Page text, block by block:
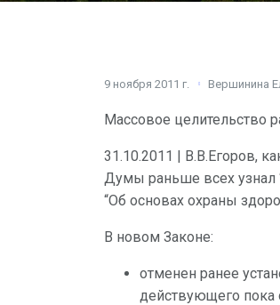
9 ноября 2011 г. Вершинина
Массовое целительство
31.10.2011 | В.В.Егоров,
Думы раньше всех узнал
“Об основах охраны
В новом Законе:
отменен ранее
действующего пока